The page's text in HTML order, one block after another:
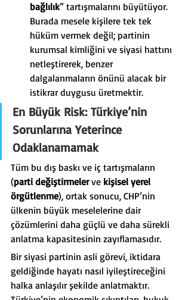
bağlılık” tartışmalarını büyütüyor.
Burada mesele kişilere tek tek
hüküm vermek değil; partinin
kurumsal kimliğini ve siyasi hattını
netleştirerek, benzer
dalgalanmaların önünü alacak bir
istikrar duygusu üretmektir.
En Büyük Risk: Türkiye’nin
Sorunlarına Yeterince
Odaklanamamak
Tüm bu dış baskı ve iç tartışmaların
(parti değiştirmeler ve kişisel yerel
örgütlenme), ortak sonucu, CHP’nin
ülkenin büyük meselelerine dair
çözümlerini daha güçlü ve daha sürekli
anlatma kapasitesinin zayıflamasıdır.
Bir siyasi partinin asli görevi, iktidara
geldiğinde hayatı nasıl iyileştireceğini
halka anlaşılır şekilde anlatmaktır.